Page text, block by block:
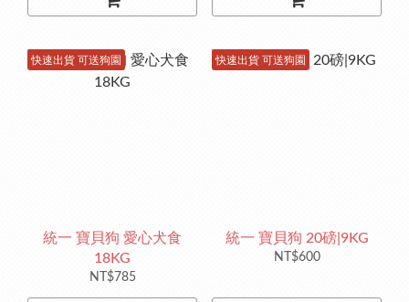
快速出貨 可送狗園
統一 寶貝狗 愛心犬食
18KG
NT$785
快速出貨 可送狗園
統一 寶貝狗 20磅|9KG
NT$600